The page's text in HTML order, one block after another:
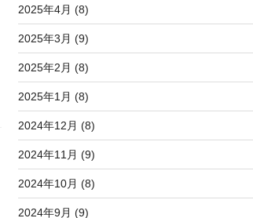
2025年4月 (8)
2025年3月 (9)
2025年2月 (8)
2025年1月 (8)
2024年12月 (8)
2024年11月 (9)
2024年10月 (8)
2024年9月 (9)